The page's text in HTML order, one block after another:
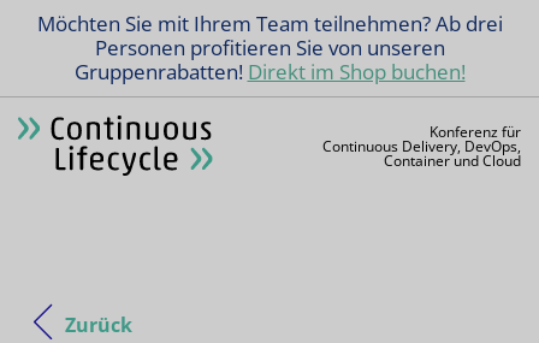
Möchten Sie mit Ihrem Team teilnehmen? Ab drei
Personen profitieren Sie von unseren
Gruppenrabatten! Direkt im Shop buchen!
Konferenz für
Continuous Delivery, DevOps,
Container und Cloud
Zurück